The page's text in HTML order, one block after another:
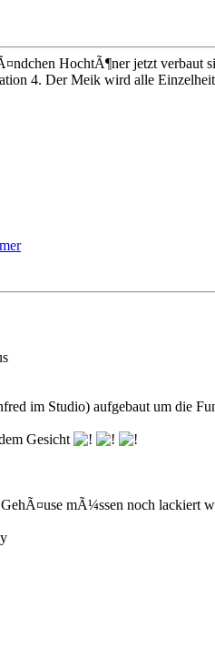
HochtÃ¶ner jetzt verbaut
4. Der Meik wird alle
im Studio) aufgebaut um die
Gesicht
mÃ¼ssen noch lackiert